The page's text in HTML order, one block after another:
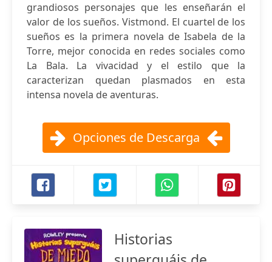
grandiosos personajes que les enseñarán el
valor de los sueños. Vistmond. El cuartel de los
sueños es la primera novela de Isabela de la
Torre, mejor conocida en redes sociales como
La Bala. La vivacidad y el estilo que la
caracterizan quedan plasmados en esta
intensa novela de aventuras.
Opciones de Descarga
Historias